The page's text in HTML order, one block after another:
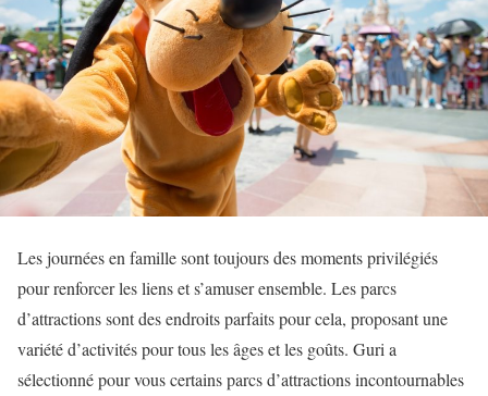
Les journées en famille sont toujours des moments privilégiés
pour renforcer les liens et s’amuser ensemble. Les parcs
d’attractions sont des endroits parfaits pour cela, proposant une
variété d’activités pour tous les âges et les goûts. Guri a
sélectionné pour vous certains parcs d’attractions incontournables